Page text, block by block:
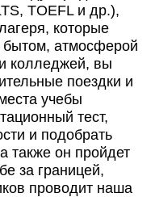
TOEFL и др.),
которые
бытом, атмосферой
колледжей, вы
поездки и
учебы
тест,
и подобрать
также он пройдет
за границей,
проводит наша